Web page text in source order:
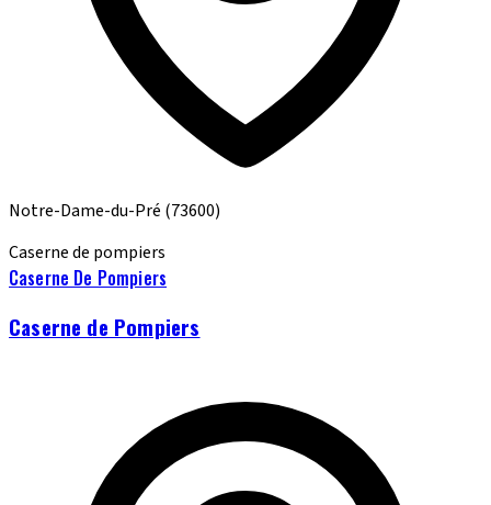
Notre-Dame-du-Pré (73600)
Caserne de pompiers
Caserne De Pompiers
Caserne de Pompiers